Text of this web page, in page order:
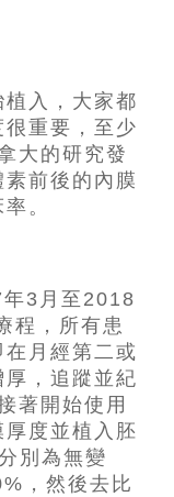
入，大家都
重要，至少
大的研究發
前後的內膜
。
3月至2018
程，所有患
月經第二或
，追蹤並紀
著開始使用
度並植入胚
別為無變
，然後去比